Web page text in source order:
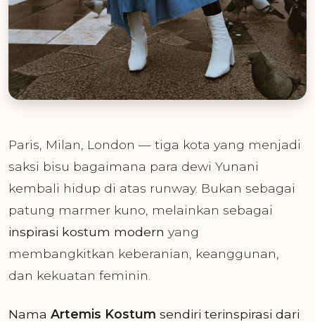
Paris, Milan, London — tiga kota yang menjadi
saksi bisu bagaimana para dewi Yunani
kembali hidup di atas runway. Bukan sebagai
patung marmer kuno, melainkan sebagai
inspirasi kostum modern yang
membangkitkan keberanian, keanggunan,
dan kekuatan feminin.
Nama Artemis Kostum sendiri terinspirasi dari